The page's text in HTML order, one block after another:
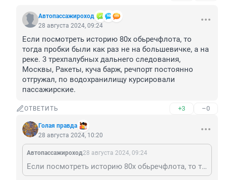
Автопассажироход
28 августа 2024, 09:24
Если посмотреть историю 80х обьречфлота, то
тогда пробки были как раз не на большевичке, а на
реке. 3 трехпалубных дальнего следования,
Москвы, Ракеты, куча барж, речпорт постоянно
отгружал, по водохранилищу курсировали
пассажирские.
ОТВЕТИТЬ +3 –0
Голая правда
28 августа 2024, 10:20
Автопассажироход28 августа 2024, 09:24
Если посмотреть историю 80х обьречфлота, то тогда пробки были как раз не на большевичке, а на реке. 3 трехпалубных дальнего следования, Москвы, Ракеты, куча барж, речпорт постоянно отгружал, по водохранилищу курсировали пассажирские.